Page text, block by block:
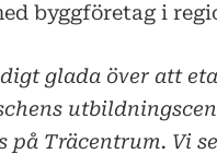
byggföretag i
glada över att
på Träcentrum. Vi